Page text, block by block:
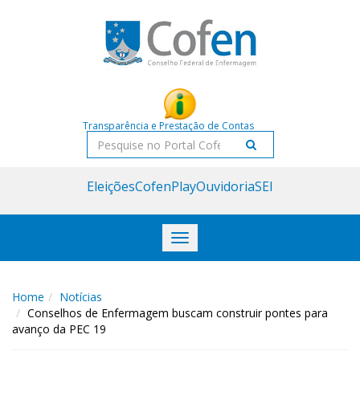
Transparência e Prestação de Contas
Pesquisar
EleiçõesCofenPlayOuvidoriaSEI
Toggle
navigation
Home
Notícias
Conselhos de Enfermagem buscam construir pontes para
avanço da PEC 19